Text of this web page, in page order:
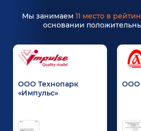
Мы занимаем 11 место в
основании
ООО Технопарк
«Импульс»
ООО